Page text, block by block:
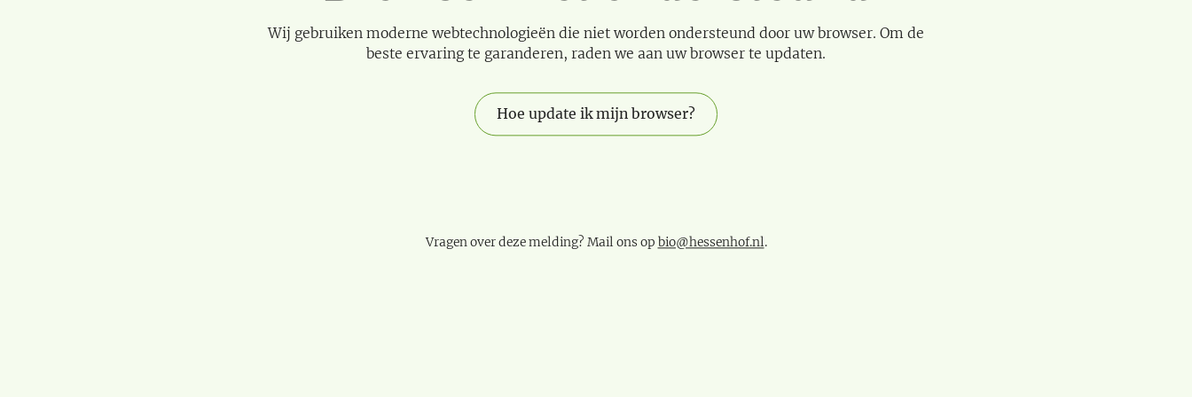
Wij gebruiken moderne webtechnologieën die niet worden ondersteund door uw browser. Om de
beste ervaring te garanderen, raden we aan uw browser te updaten.
Hoe update ik mijn browser?
Vragen over deze melding? Mail ons op bio@hessenhof.nl.